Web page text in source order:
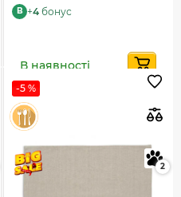
B +4 бонус
В наявності
-5 %
2